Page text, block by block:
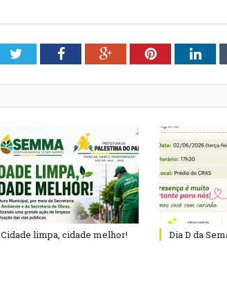
TwitterFacebookGoogle+Pinterest
Cidade limpa, cidade melhor! Dia D da